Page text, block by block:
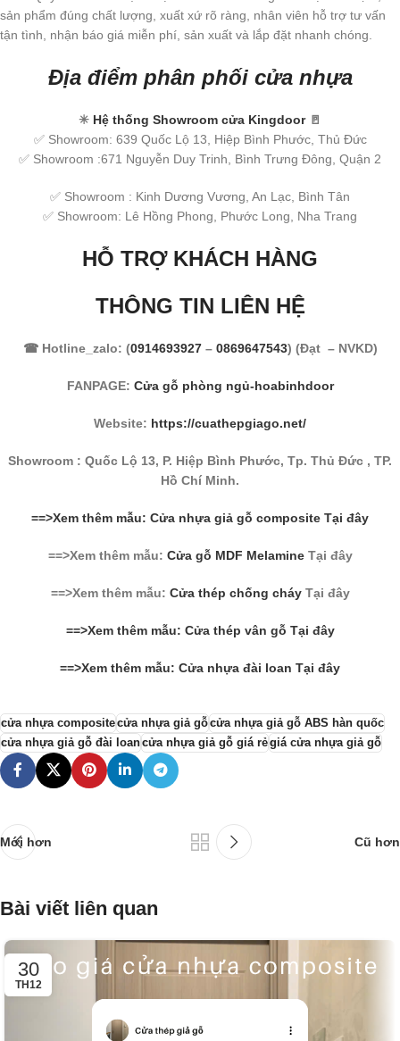
sản phẩm đúng chất lượng, xuất xứ rõ ràng, nhân viên hỗ trợ tư vấn
tận tình, nhận báo giá miễn phí, sản xuất và lắp đặt nhanh chóng.
Địa điểm phân phối cửa nhựa
✳ Hệ thống Showroom cửa Kingdoor🚪
✅ Showroom: 639 Quốc Lộ 13, Hiệp Bình Phước, Thủ Đức
✅ Showroom :671 Nguyễn Duy Trinh, Bình Trưng Đông, Quận 2
✅ Showroom : Kinh Dương Vương, An Lạc, Bình Tân
✅ Showroom: Lê Hồng Phong, Phước Long, Nha Trang
HỖ TRỢ KHÁCH HÀNG
THÔNG TIN LIÊN HỆ
☎ Hotline_zalo: (0914693927 – 0869647543) (Đạt – NVKD)
FANPAGE: Cửa gỗ phòng ngủ-hoabinhdoor
Website: https://cuathepgiago.net/
Showroom : Quốc Lộ 13, P. Hiệp Bình Phước, Tp. Thủ Đức , TP.
Hồ Chí Minh.
==>Xem thêm mẫu: Cửa nhựa giả gỗ composite Tại đây
==>Xem thêm mẫu: Cửa gỗ MDF MelamineTại đây
==>Xem thêm mẫu: Cửa thép chống cháyTại đây
==>Xem thêm mẫu: Cửa thép vân gỗ Tại đây
==>Xem thêm mẫu: Cửa nhựa đài loan Tại đây
cửa nhựa compositecửa nhựa giả gỗcửa nhựa giả gỗ ABS hàn quốc
cửa nhựa giả gỗ đài loancửa nhựa giả gỗ giá rẻgiá cửa nhựa giả gỗ
Mới hơn Cũ hơn
Bài viết liên quan
30
TH12